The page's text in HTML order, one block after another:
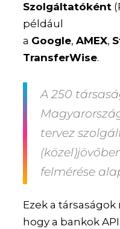
Szolgáltatóként
például
a Google,AMEX,
TransferWise.
A 250
tervez
felmérése
Ezek a
hogy a bankok